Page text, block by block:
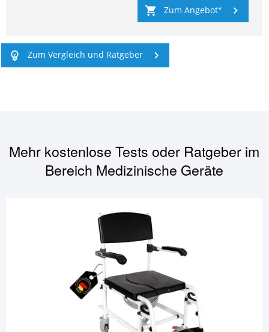
Zum Angebot
Zum Vergleich und Ratgeber
Mehr kostenlose Tests oder Ratgeber im
Bereich Medizinische Geräte